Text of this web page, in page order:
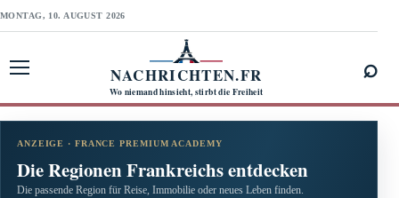
MONTAG, 10. AUGUST 2026
NACHRICHTEN.FR
Wo niemand hinsieht, stirbt die Freiheit
⌕
ANZEIGE · FRANCE PREMIUM ACADEMY
Die Regionen Frankreichs entdecken
Die passende Region für Reise, Immobilie oder neues Leben finden.